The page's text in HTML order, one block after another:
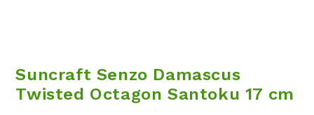
Suncraft Senzo Damascus
Twisted Octagon Santoku 17 cm